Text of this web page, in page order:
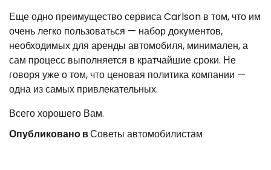
Еще одно преимущество сервиса Carlson в том, что им
очень легко пользоваться — набор документов,
необходимых для аренды автомобиля, минимален, а
сам процесс выполняется в кратчайшие сроки. Не
говоря уже о том, что ценовая политика компании —
одна из самых привлекательных.
Всего хорошего Вам.
Опубликовано вСоветы автомобилистам